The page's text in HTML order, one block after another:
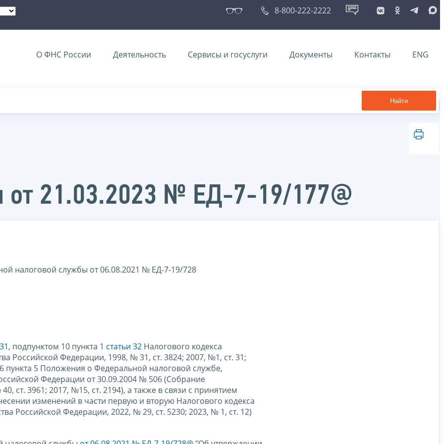
8-800-222-2222
О ФНС России Деятельность Сервисы и госуслуги Документы Контакты ENG
Найти
от 21.03.2023 № ЕД-7-19/177@
налоговой службы от 06.08.2021 № ЕД-7-19/728
, подпунктом 10 пункта 1 статьи 32 Налогового кодекса
Российской Федерации, 1998, № 31, ст. 3824; 2007, №1, ст. 31;
пункта 5 Положения о Федеральной налоговой службе,
Федерации от 30.09.2004 № 506 (Собрание
ст. 3961; 2017, №15, ст. 2194), а также в связи с принятием
изменений в части первую и вторую Налогового кодекса
Российской Федерации, 2022, № 29, ст. 5230; 2023, № 1, ст. 12)